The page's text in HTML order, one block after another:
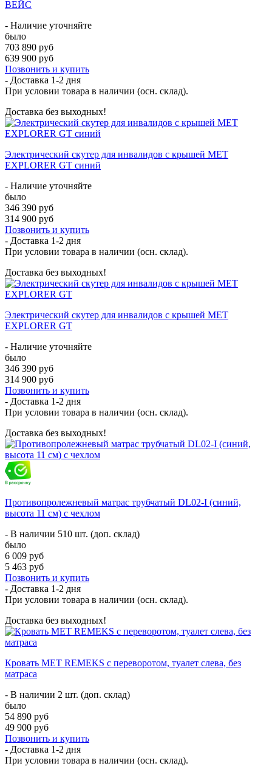
ВЕЙС
- Наличие уточняйте
было
703 890 руб
639 900 руб
Позвонить и купить
- Доставка 1-2 дня
При условии товара в наличии (осн. склад).
Доставка без выходных!
Электрический скутер для инвалидов с крышей МЕТ
EXPLORER GT синий
- Наличие уточняйте
было
346 390 руб
314 900 руб
Позвонить и купить
- Доставка 1-2 дня
При условии товара в наличии (осн. склад).
Доставка без выходных!
Электрический скутер для инвалидов с крышей МЕТ
EXPLORER GT
- Наличие уточняйте
было
346 390 руб
314 900 руб
Позвонить и купить
- Доставка 1-2 дня
При условии товара в наличии (осн. склад).
Доставка без выходных!
Противопролежневый матрас трубчатый DL02-I (синий,
высота 11 см) с чехлом
- В наличии 510 шт. (доп. склад)
было
6 009 руб
5 463 руб
Позвонить и купить
- Доставка 1-2 дня
При условии товара в наличии (осн. склад).
Доставка без выходных!
Кровать МЕТ REMEKS с переворотом, туалет слева, без
матраса
- В наличии 2 шт. (доп. склад)
было
54 890 руб
49 900 руб
Позвонить и купить
- Доставка 1-2 дня
При условии товара в наличии (осн. склад).